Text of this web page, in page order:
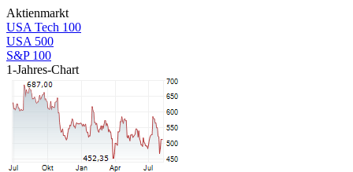
Aktienmarkt
USA Tech 100
USA 500
S&P 100
1-Jahres-Chart